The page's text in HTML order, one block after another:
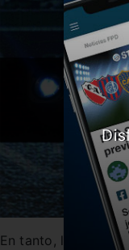
En tanto, la